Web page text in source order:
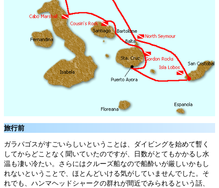
旅行前
ガラパゴスがすごいらしいということは、ダイビングを始めて暫く
してからどことなく聞いていたのですが、日数がとてもかかるし水
温も凄い冷たい。さらにはクルーズ船なので船酔いが厳しいかもし
れないということで、ほとんどいける気がしていませんでした。そ
れでも、ハンマヘッドシャークの群れが間近でみられるという話、